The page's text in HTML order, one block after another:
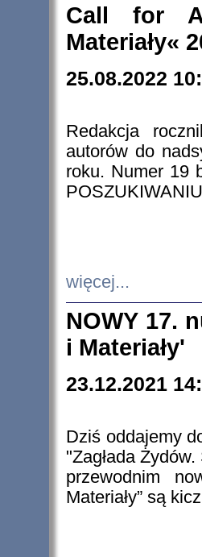
Call for
Materiały«
25.08.2022
Redakcja
autorów do
roku. Numer 19
więcej...
NOWY 17.
i Materiały'
23.12.2021
Dziś oddajemy
"Zagłada
przewodnim
Materiały” są